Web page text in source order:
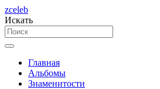
zceleb
Искать
Главная
Альбомы
Знаменитости